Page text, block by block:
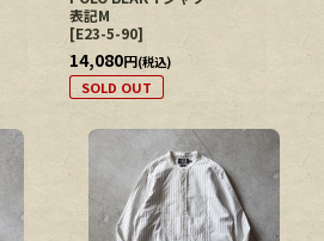
表記M
[E23-5-90]
14,080円(税込)
SOLD OUT